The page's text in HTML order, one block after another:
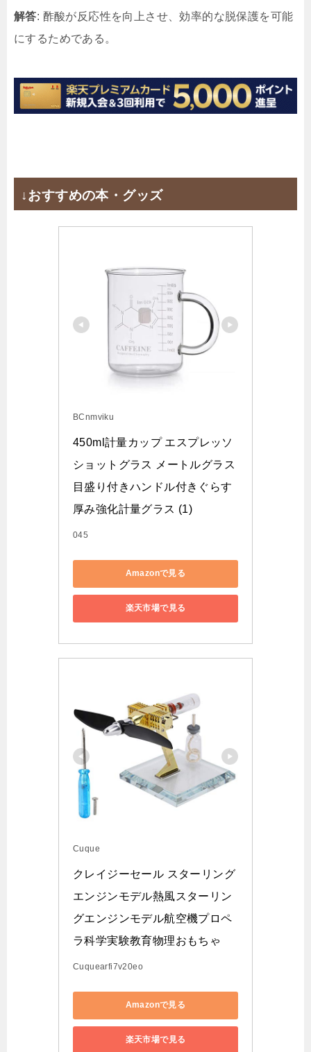
解答: 酢酸が反応性を向上させ、効率的な脱保護を可能
にするためである。
↓おすすめの本・グッズ
BCnmviku
450ml計量カップ エスプレッソ
ショットグラス メートルグラス
目盛り付きハンドル付きぐらす
厚み強化計量グラス (1)
045
Amazonで見る
楽天市場で見る
Cuque
クレイジーセール スターリング
エンジンモデル熱風スターリン
グエンジンモデル航空機プロペ
ラ科学実験教育物理おもちゃ
Cuquearfi7v20eo
Amazonで見る
楽天市場で見る